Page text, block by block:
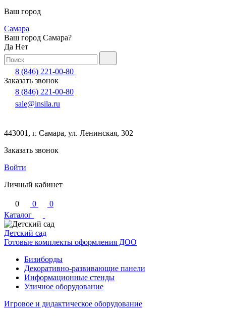
Ваш город
Самара
Ваш город Самара?
Да Нет
8 (846) 221-00-80
Заказать звонок
8 (846) 221-00-80
sale@insila.ru
443001, г. Самара, ул. Ленинская, 302
Заказать звонок
Войти
Личный кабинет
0 0
0
Каталог
Детский сад
Готовые комплекты оформления ДОО
Бизиборды
Декоративно-развивающие панели
Информационные стенды
Уличное оборудование
Игровое и дидактическое оборудование